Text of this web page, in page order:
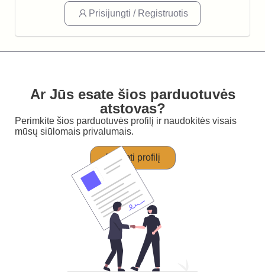
Prisijungti / Registruotis
Ar Jūs esate šios parduotuvės
atstovas?
Perimkite šios parduotuvės profilį ir naudokitės visais
mūsų siūlomais privalumais.
Perimti profilį